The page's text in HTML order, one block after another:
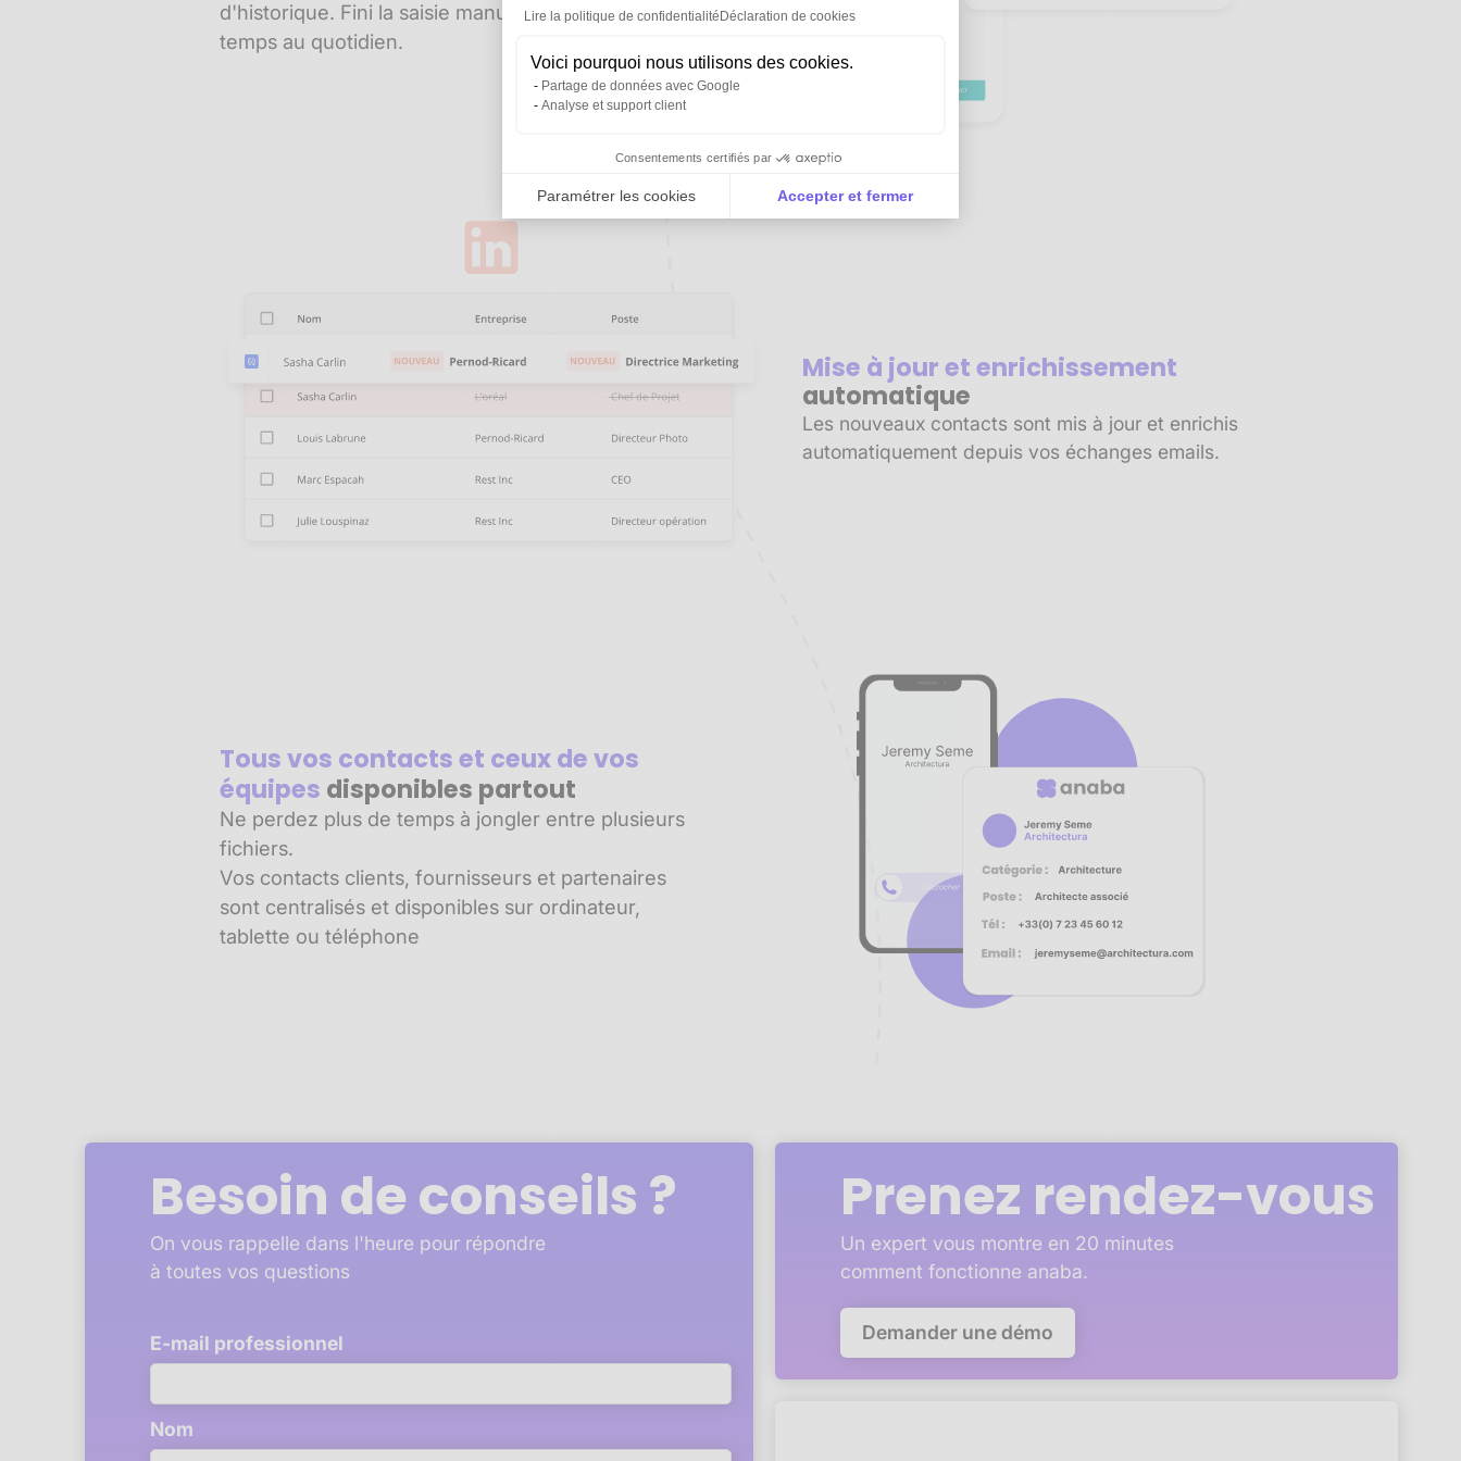
Lire la politique de confidentialité Déclaration de cookies
Voici pourquoi nous utilisons des cookies.
Partage de données avec Google
Analyse et support client
Consentements certifiés par
Paramétrer les cookies Accepter et fermer
Notre plateforme vous permet d'adapter et de gérer vos paramètres de confidentialité, en garantissant la
d'historique. Fini la saisie manuelle. Gagnez du
temps au quotidien.
Mise à jour et enrichissement
automatique
Les nouveaux contacts sont mis à jour et enrichis
automatiquement depuis vos échanges emails.
Tous vos contacts et ceux de vos
équipes disponibles partout
Ne perdez plus de temps à jongler entre plusieurs
fichiers.
Vos contacts clients, fournisseurs et partenaires
sont centralisés et disponibles sur ordinateur,
tablette ou téléphone
Besoin de conseils ?
On vous rappelle dans l'heure pour répondre
à toutes vos questions
E-mail professionnel
Nom
Prenez rendez-vous
Un expert vous montre en 20 minutes
comment fonctionne anaba.
Demander une démo